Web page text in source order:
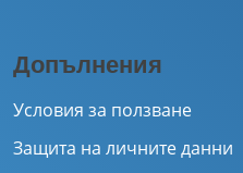
Допълнения
Условия за ползване
Защита на личните данни